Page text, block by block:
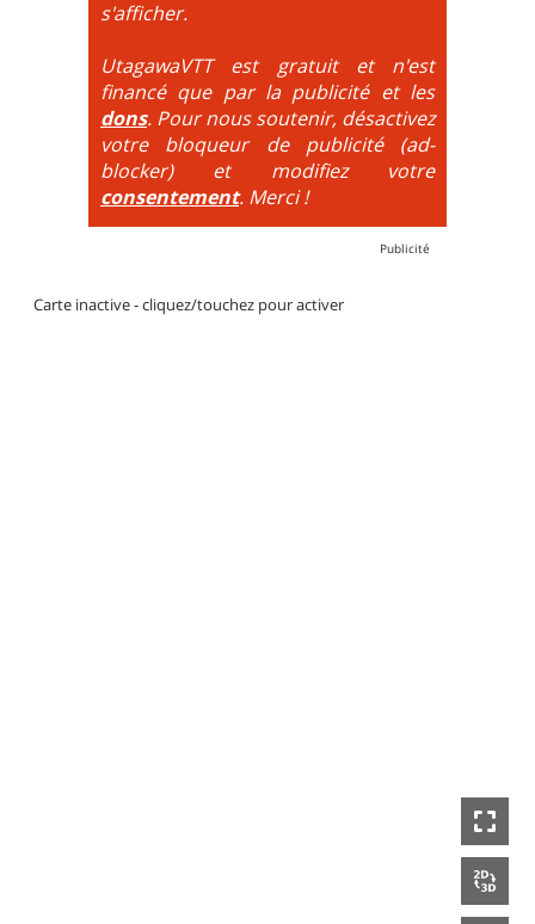
La montée est faite via navette ou remontée
mécanique. La difficulté de la descente est indiquée
par des couleurs lorsqu'il s'agit de bikeparks. Vélo
tout suspendu et protections du corps obligatoires.
s'afficher.
UtagawaVTT est gratuit et n'est
financé que par la publicité et les
dons. Pour nous soutenir, désactivez
votre bloqueur de publicité (ad-
blocker) et modifiez votre
consentement. Merci !